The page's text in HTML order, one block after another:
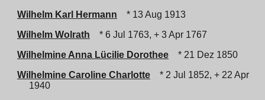
Wilhelm Karl Hermann
* 13 Aug 1913
Wilhelm Wolrath
* 6 Jul 1763, + 3 Apr 1767
Wilhelmine Anna Lücilie Dorothee
* 21 Dez 1850
Wilhelmine Caroline Charlotte
* 2 Jul 1852, + 22 Apr
1940